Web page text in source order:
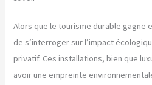
Alors que le tourisme durable gagne
de s’interroger sur l’impact
privatif. Ces installations, bien que
avoir une empreinte